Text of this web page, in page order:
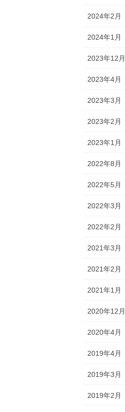
2024年2月
2024年1月
2023年12月
2023年4月
2023年3月
2023年2月
2023年1月
2022年8月
2022年5月
2022年3月
2022年2月
2021年3月
2021年2月
2021年1月
2020年12月
2020年4月
2019年4月
2019年3月
2019年2月